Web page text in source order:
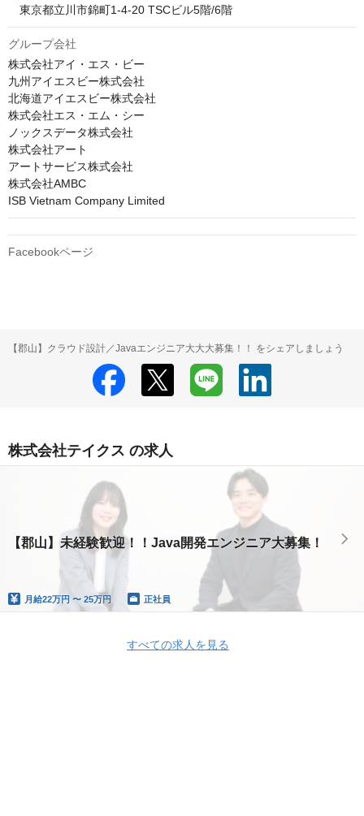
東京都立川市錦町1-4-20 TSCビル5階/6階
グループ会社
株式会社アイ・エス・ビー
九州アイエスビー株式会社
北海道アイエスビー株式会社
株式会社エス・エム・シー
ノックスデータ株式会社
株式会社アート
アートサービス株式会社
株式会社AMBC
ISB Vietnam Company Limited
Facebookページ
【郡山】クラウド設計／Javaエンジニア大大大募集！！ をシェアしましょう
株式会社テイクス の求人
【郡山】未経験歓迎！！Java開発エンジニア大募集！
月給22万円 〜 25万円 正社員
すべての求人を見る